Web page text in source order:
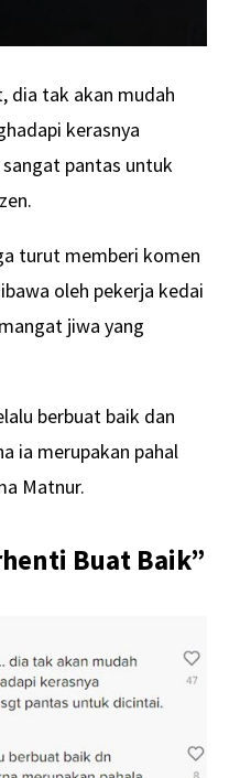
dia tak akan mudah
kerasnya
pantas untuk
turut memberi komen
oleh pekerja kedai
jiwa yang
berbuat baik dan
ia merupakan pahal
Matnur.
Buat Baik”